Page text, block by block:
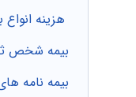
هزینه انواع
بیمه شخص
بیمه نامه